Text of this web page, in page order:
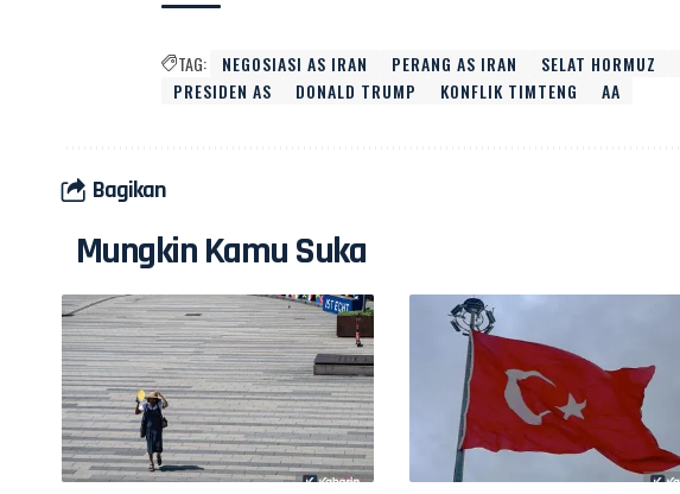
TAG: NEGOSIASI AS IRAN PERANG AS IRAN SELAT HORMUZ
PRESIDEN AS
DONALD TRUMP KONFLIK TIMTENG AA
Bagikan
Mungkin Kamu Suka